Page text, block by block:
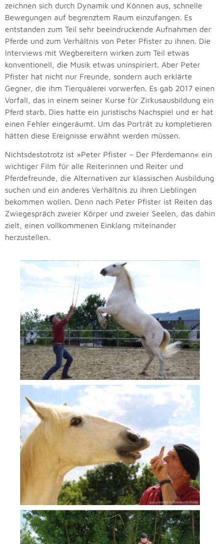
zeichnen sich durch Dynamik und Können aus, schnelle
Bewegungen auf begrenztem Raum einzufangen. Es
entstanden zum Teil sehr beeindruckende Aufnahmen der
Pferde und zum Verhältnis von Peter Pfister zu ihnen. Die
Interviews mit Wegbereitern wirken zum Teil etwas
konventionell, die Musik etwas uninspiriert. Aber Peter
Pfister hat nicht nur Freunde, sondern auch erklärte
Gegner, die ihm Tierquälerei vorwerfen. Es gab 2017 einen
Vorfall, das in einem seiner Kurse für Zirkusausbildung ein
Pferd starb. Dies hatte ein juristischs Nachspiel und er hat
einen Fehler eingeräumt. Um das Porträt zu kompletieren
hätten diese Ereignisse erwähnt werden müssen.
Nichtsdestotrotz ist »Peter Pfister – Der Pferdemann« ein
wichtiger Film für alle Reiterinnen und Reiter und
Pferdefreunde, die Alternativen zur klassischen Ausbildung
suchen und ein anderes Verhältnis zu ihren Lieblingen
bekommen wollen. Denn nach Peter Pfister ist Reiten das
Zwiegespräch zweier Körper und zweier Seelen, das dahin
zielt, einen vollkommenen Einklang miteinander
herzustellen.